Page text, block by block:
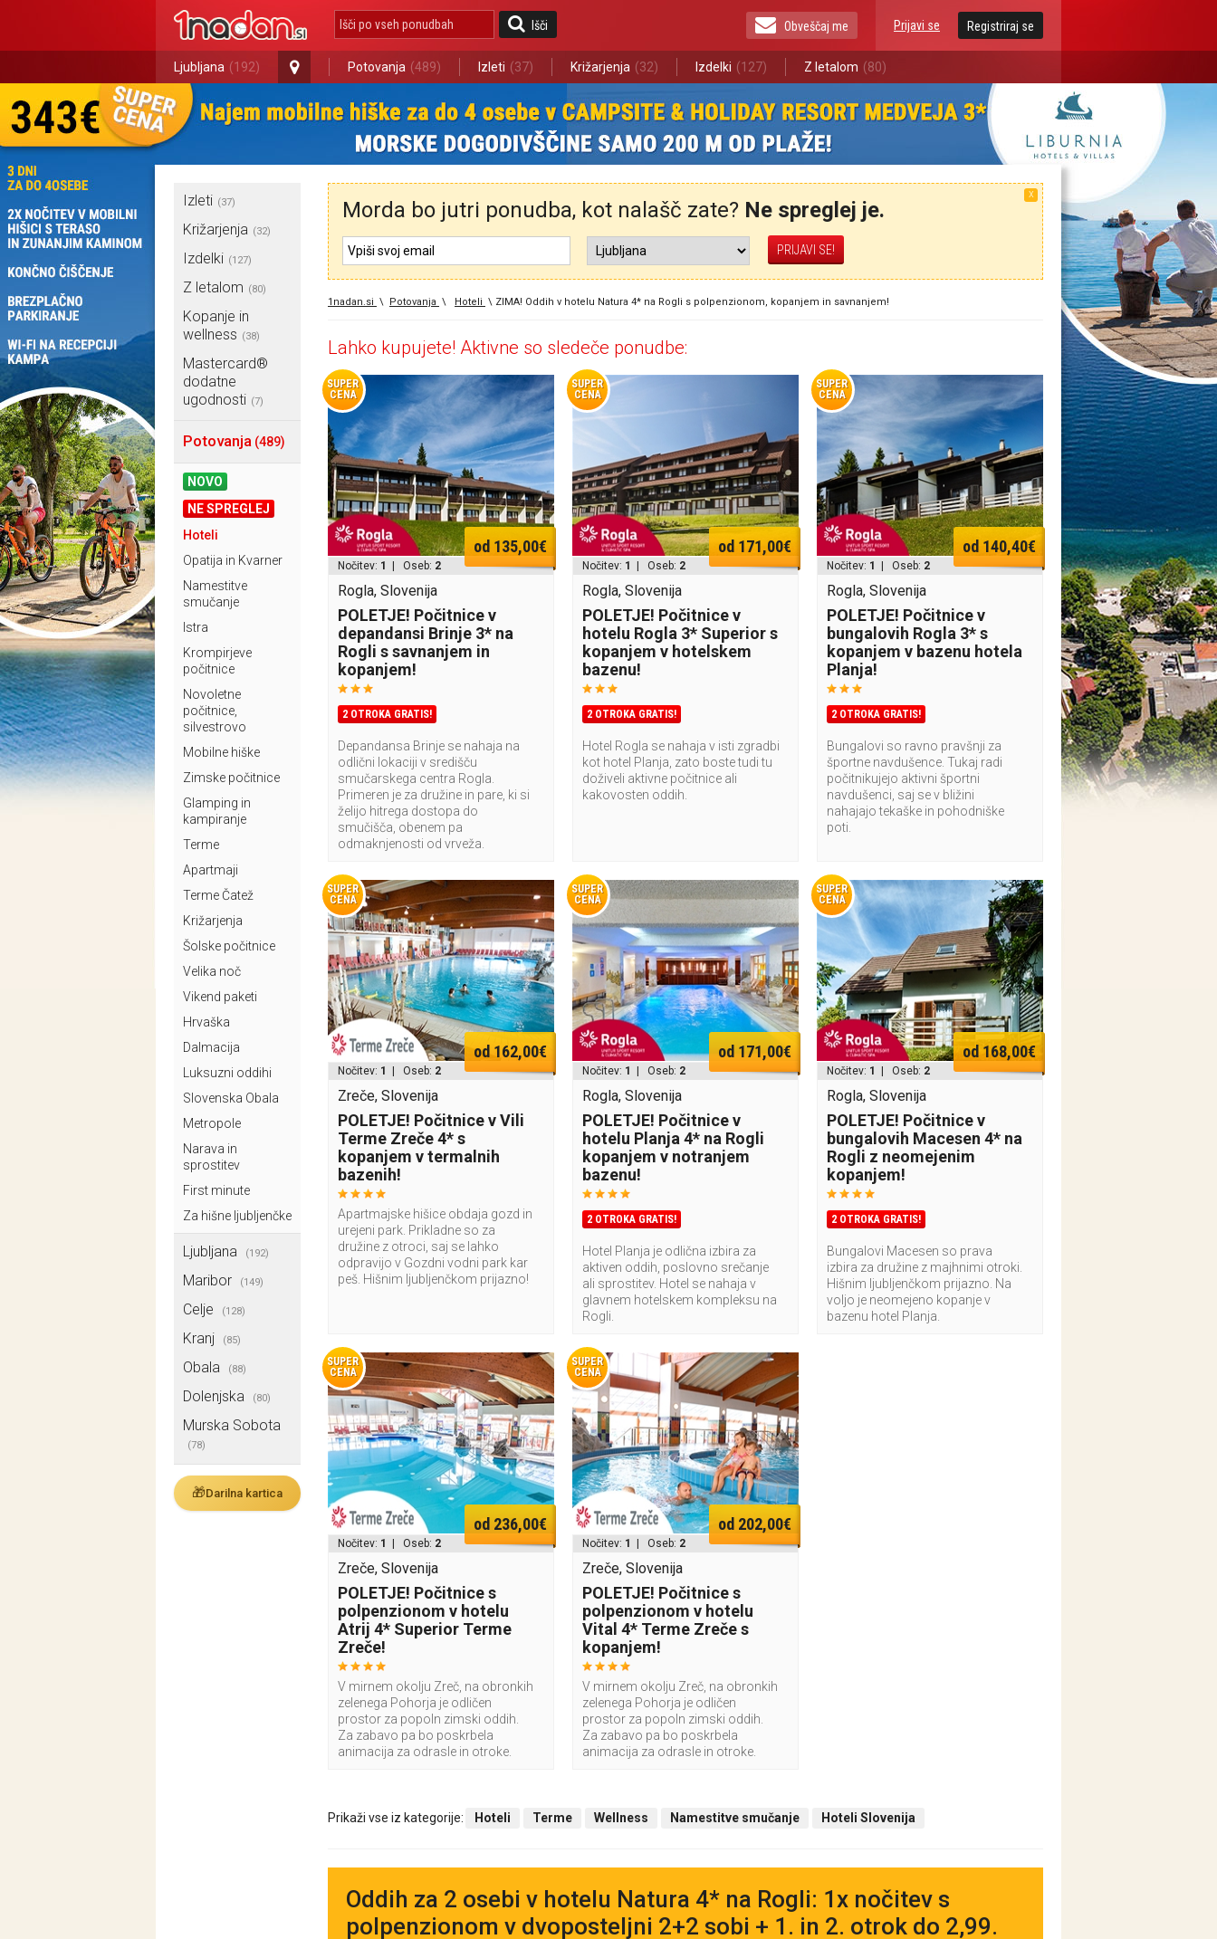
Išči Prijavi se Registriraj se
Obveščaj me
Ljubljana (192) Potovanja (489) Izleti (37) Križarjenja (32) Izdelki (127) Z letalom (80)
Izleti (37)
Križarjenja (32)
Izdelki (127)
Z letalom (80)
Kopanje in
wellness (38)
Mastercard®
dodatne
ugodnosti (7)
Potovanja (489)
NOVO
NE SPREGLEJ
Hoteli
Opatija in Kvarner
Namestitve
smučanje
Istra
Krompirjeve
počitnice
Novoletne
počitnice,
silvestrovo
Mobilne hiške
Zimske počitnice
Glamping in
kampiranje
Terme
Apartmaji
Terme Čatež
Križarjenja
Šolske počitnice
Velika noč
Vikend paketi
Hrvaška
Dalmacija
Luksuzni oddihi
Slovenska Obala
Metropole
Narava in
sprostitev
First minute
Za hišne ljubljenčke
Ljubljana (192)
Maribor (149)
Celje (128)
Kranj (85)
Obala (88)
Dolenjska (80)
Murska Sobota
(78)
🎁Darilna kartica
X
Morda bo jutri ponudba, kot nalašč zate? Ne spreglej je.
1nadan.si \ Potovanja \ Hoteli \ ZIMA! Oddih v hotelu Natura 4* na Rogli s polpenzionom, kopanjem in savnanjem!
Lahko kupujete! Aktivne so sledeče ponudbe:
SUPER
CENA
od 135,00€
Nočitev: 1 | Oseb: 2
Rogla, Slovenija
POLETJE! Počitnice v
depandansi Brinje 3* na
Rogli s savnanjem in
kopanjem!
2 OTROKA GRATIS!
Depandansa Brinje se nahaja na
odlični lokaciji v središču
smučarskega centra Rogla.
Primeren je za družine in pare, ki si
želijo hitrega dostopa do
smučišča, obenem pa
odmaknjenosti od vrveža.
SUPER
CENA
od 171,00€
Nočitev: 1 | Oseb: 2
Rogla, Slovenija
POLETJE! Počitnice v
hotelu Rogla 3* Superior s
kopanjem v hotelskem
bazenu!
2 OTROKA GRATIS!
Hotel Rogla se nahaja v isti zgradbi
kot hotel Planja, zato boste tudi tu
doživeli aktivne počitnice ali
kakovosten oddih.
SUPER
CENA
od 140,40€
Nočitev: 1 | Oseb: 2
Rogla, Slovenija
POLETJE! Počitnice v
bungalovih Rogla 3* s
kopanjem v bazenu hotela
Planja!
2 OTROKA GRATIS!
Bungalovi so ravno pravšnji za
športne navdušence. Tukaj radi
počitnikujejo aktivni športni
navdušenci, saj se v bližini
nahajajo tekaške in pohodniške
poti.
SUPER
CENA
od 162,00€
Nočitev: 1 | Oseb: 2
Zreče, Slovenija
POLETJE! Počitnice v Vili
Terme Zreče 4* s
kopanjem v termalnih
bazenih!
Apartmajske hišice obdaja gozd in
urejeni park. Prikladne so za
družine z otroci, saj se lahko
odpravijo v Gozdni vodni park kar
peš. Hišnim ljubljenčkom prijazno!
SUPER
CENA
od 171,00€
Nočitev: 1 | Oseb: 2
Rogla, Slovenija
POLETJE! Počitnice v
hotelu Planja 4* na Rogli
kopanjem v notranjem
bazenu!
2 OTROKA GRATIS!
Hotel Planja je odlična izbira za
aktiven oddih, poslovno srečanje
ali sprostitev. Hotel se nahaja v
glavnem hotelskem kompleksu na
Rogli.
SUPER
CENA
od 168,00€
Nočitev: 1 | Oseb: 2
Rogla, Slovenija
POLETJE! Počitnice v
bungalovih Macesen 4* na
Rogli z neomejenim
kopanjem!
2 OTROKA GRATIS!
Bungalovi Macesen so prava
izbira za družine z majhnimi otroki.
Hišnim ljubljenčkom prijazno. Na
voljo je neomejeno kopanje v
bazenu hotel Planja.
SUPER
CENA
od 236,00€
Nočitev: 1 | Oseb: 2
Zreče, Slovenija
POLETJE! Počitnice s
polpenzionom v hotelu
Atrij 4* Superior Terme
Zreče!
V mirnem okolju Zreč, na obronkih
zelenega Pohorja je odličen
prostor za popoln zimski oddih.
Za zabavo pa bo poskrbela
animacija za odrasle in otroke.
SUPER
CENA
od 202,00€
Nočitev: 1 | Oseb: 2
Zreče, Slovenija
POLETJE! Počitnice s
polpenzionom v hotelu
Vital 4* Terme Zreče s
kopanjem!
V mirnem okolju Zreč, na obronkih
zelenega Pohorja je odličen
prostor za popoln zimski oddih.
Za zabavo pa bo poskrbela
animacija za odrasle in otroke.
Prikaži vse iz kategorije: Hoteli Terme Wellness Namestitve smučanje Hoteli Slovenija
Oddih za 2 osebi v hotelu Natura 4* na Rogli: 1x nočitev s
polpenzionom v dvoposteljni 2+2 sobi + 1. in 2. otrok do 2,99.